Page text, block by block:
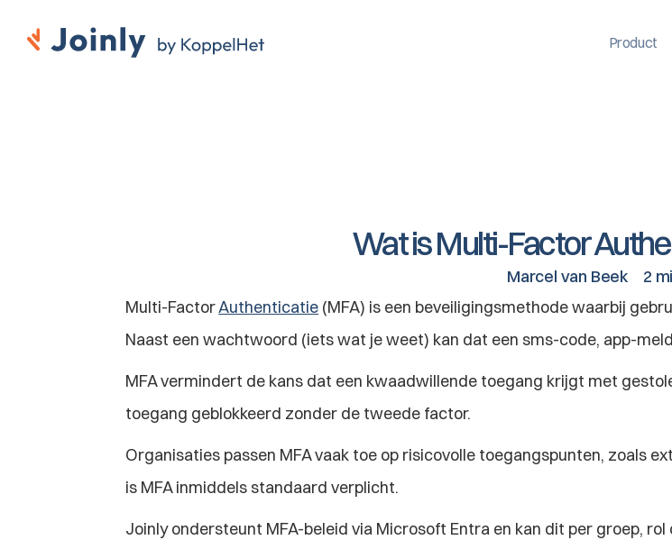
Product
Wat is Multi-Factor
Marcel van Beek
2
Multi-Factor Authenticatie (MFA) is een beveiligingsmethode waarbij
Naast een wachtwoord (iets wat je weet) kan dat een sms-code, app-
MFA vermindert de kans dat een kwaadwillende toegang krijgt met
toegang geblokkeerd zonder de tweede factor.
Organisaties passen MFA vaak toe op risicovolle toegangspunten, zoals
is MFA inmiddels standaard verplicht.
Joinly ondersteunt MFA-beleid via Microsoft Entra en kan dit per groep,